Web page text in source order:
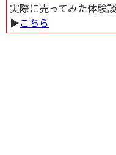
実際に売ってみた体験談
▶︎こちら